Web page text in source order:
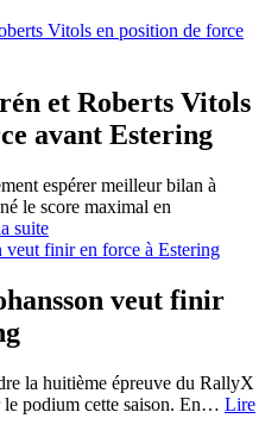
et Roberts Vitols
avant Estering
espérer meilleur bilan à
le score maximal en
suite
veut finir
la huitième épreuve du RallyX
podium cette saison. En… Lire